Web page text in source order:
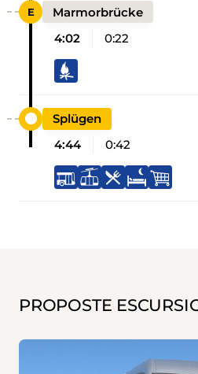
Marmorbrücke
4:02
0:22
Splügen
4:44
0:42
PROPOSTE